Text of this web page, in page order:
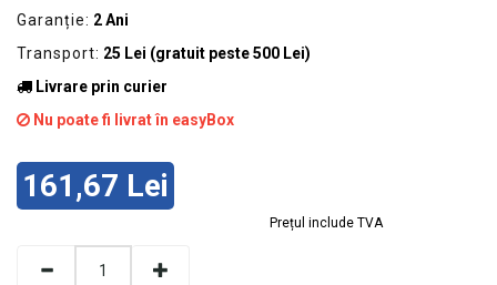
Garanție: 2 Ani
Transport: 25 Lei (gratuit peste 500 Lei)
Livrare prin curier
Nu poate fi livrat în easyBox
161,67 Lei
Prețul include TVA